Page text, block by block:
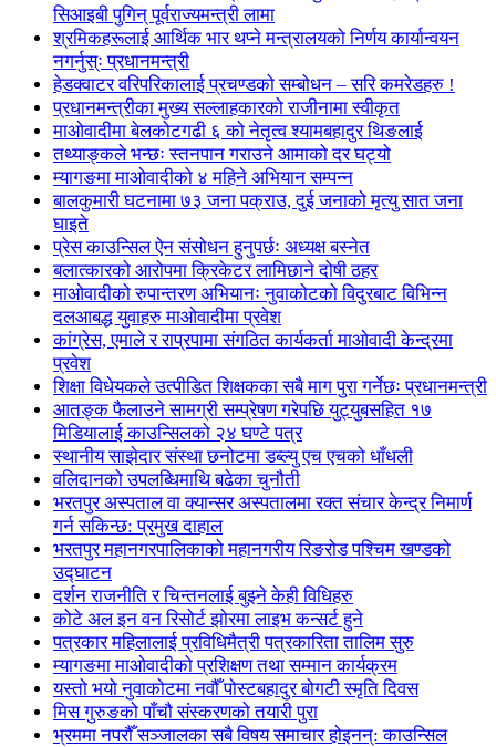
सिआइबी पुगिन् पूर्वराज्यमन्त्री लामा
श्रमिकहरूलाई आर्थिक भार थप्ने मन्त्रालयको निर्णय कार्यान्वयन
नगर्नुस्ः प्रधानमन्त्री
हेडक्वाटर वरिपरिकालाई प्रचण्डको सम्बोधन – सरि कमरेडहरु !
प्रधानमन्त्रीका मुख्य सल्लाहकारको राजीनामा स्वीकृत
माओवादीमा बेलकोटगढी ६ को नेतृत्व श्यामबहादुर थिङलाई
तथ्याङ्कले भन्छः स्तनपान गराउने आमाको दर घट्यो
म्यागङमा माओवादीको ४ महिने अभियान सम्पन्न
बालकुमारी घटनामा ७३ जना पक्राउ, दुई जनाको मृत्यु सात जना
घाइते
प्रेस काउन्सिल ऐन संसोधन हुनुपर्छः अध्यक्ष बस्नेत
बलात्कारको आरोपमा क्रिकेटर लामिछाने दोषी ठहर
माओवादीको रुपान्तरण अभियानः नुवाकोटको विदुरबाट विभिन्न
दलआबद्ध युवाहरु माओवादीमा प्रवेश
कांग्रेस, एमाले र राप्रपामा संगठित कार्यकर्ता माओवादी केन्द्रमा
प्रवेश
शिक्षा विधेयकले उत्पीडित शिक्षकका सबै माग पुरा गर्नेछः प्रधानमन्त्री
आतङ्क फैलाउने सामग्री सम्प्रेषण गरेपछि युट्युबसहित १७
मिडियालाई काउन्सिलको २४ घण्टे पत्र
स्थानीय साझेदार संस्था छनोटमा डब्ल्यु एच एचको धाँधली
वलिदानको उपलब्धिमाथि बढेका चुनौती
भरतपुर अस्पताल वा क्यान्सर अस्पतालमा रक्त संचार केन्द्र निमार्ण
गर्न सकिन्छ: प्रमुख दाहाल
भरतपुर महानगरपालिकाको महानगरीय रिङरोड पश्चिम खण्डको
उद्घाटन
दर्शन राजनीति र चिन्तनलाई बुझ्ने केही विधिहरु
कोटे अल इन वन रिसोर्ट झोरमा लाइभ कन्सर्ट हुने
पत्रकार महिलालाई प्रविधिमैत्री पत्रकारिता तालिम सुरु
म्यागङमा माओवादीको प्रशिक्षण तथा सम्मान कार्यक्रम
यस्तो भयो नुवाकोटमा नवौँ पोस्टबहादुर बोगटी स्मृति दिवस
मिस गुरुङको पाँचौ संस्करणको तयारी पुरा
भ्रममा नपरौँ सञ्जालका सबै विषय समाचार होइनन्: काउन्सिल